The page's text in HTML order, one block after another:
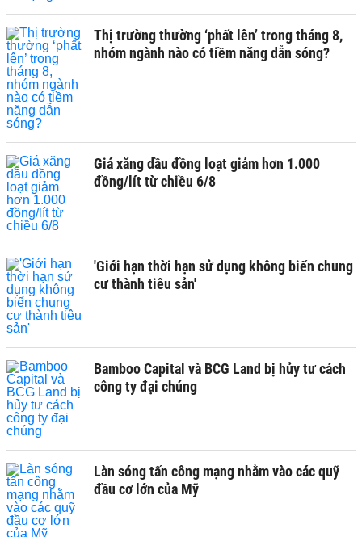
Thị trường thường ‘phất lên’ trong tháng 8,
nhóm ngành nào có tiềm năng dẫn sóng?
Giá xăng dầu đồng loạt giảm hơn 1.000
đồng/lít từ chiều 6/8
'Giới hạn thời hạn sử dụng không biến chung
cư thành tiêu sản'
Bamboo Capital và BCG Land bị hủy tư cách
công ty đại chúng
Làn sóng tấn công mạng nhằm vào các quỹ
đầu cơ lớn của Mỹ